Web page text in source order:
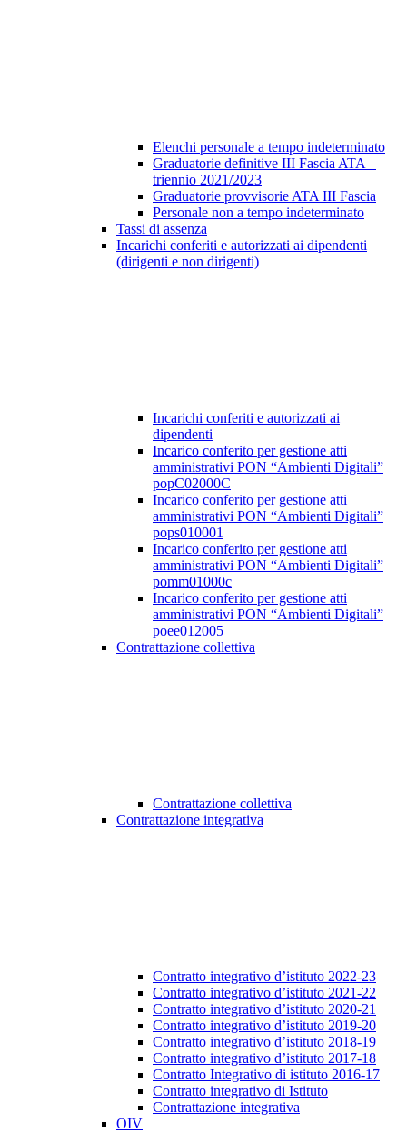
Elenchi personale a tempo indeterminato
Graduatorie definitive III Fascia ATA –
triennio 2021/2023
Graduatorie provvisorie ATA III Fascia
Personale non a tempo indeterminato
Tassi di assenza
Incarichi conferiti e autorizzati ai dipendenti
(dirigenti e non dirigenti)
Incarichi conferiti e autorizzati ai
dipendenti
Incarico conferito per gestione atti
amministrativi PON “Ambienti Digitali”
popC02000C
Incarico conferito per gestione atti
amministrativi PON “Ambienti Digitali”
pops010001
Incarico conferito per gestione atti
amministrativi PON “Ambienti Digitali”
pomm01000c
Incarico conferito per gestione atti
amministrativi PON “Ambienti Digitali”
poee012005
Contrattazione collettiva
Contrattazione collettiva
Contrattazione integrativa
Contratto integrativo d’istituto 2022-23
Contratto integrativo d’istituto 2021-22
Contratto integrativo d’istituto 2020-21
Contratto integrativo d’istituto 2019-20
Contratto integrativo d’istituto 2018-19
Contratto integrativo d’istituto 2017-18
Contratto Integrativo di istituto 2016-17
Contratto integrativo di Istituto
Contrattazione integrativa
OIV